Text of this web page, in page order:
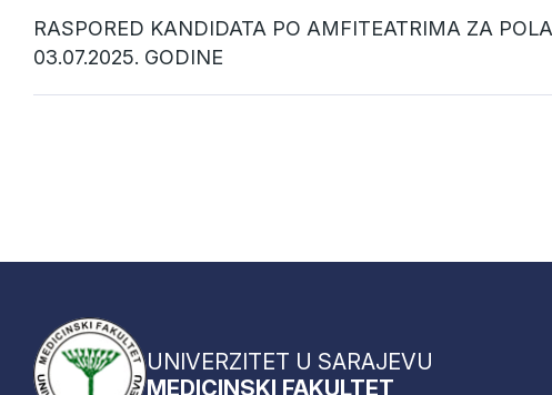
RASPORED KANDIDATA PO AMFITEATRIMA ZA
03.07.2025. GODINE
UNIVERZITET U SARAJEVU
MEDICINSKI FAKULTET